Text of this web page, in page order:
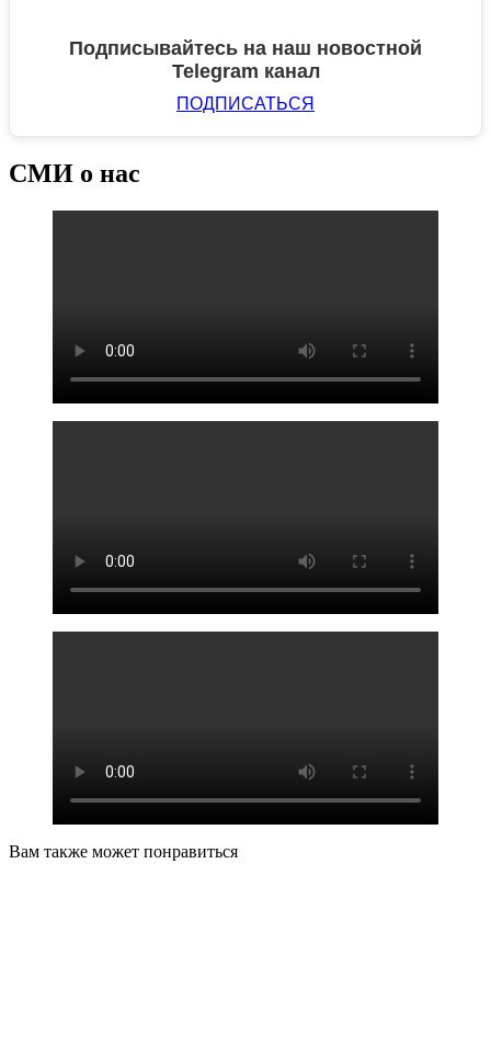
Подписывайтесь на наш новостной
Telegram канал
ПОДПИСАТЬСЯ
СМИ о нас
Вам также может понравиться